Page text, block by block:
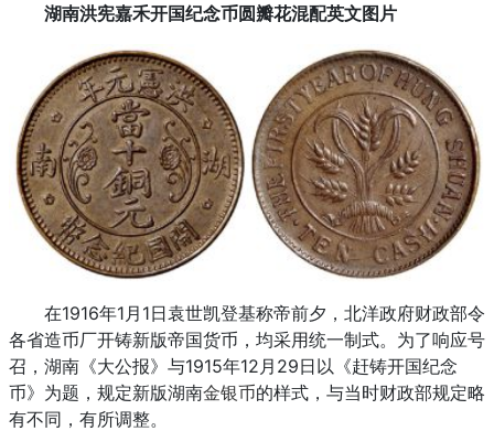
湖南洪宪嘉禾开国纪念币圆瓣花混配英文图片
在1916年1月1日袁世凯登基称帝前夕，北洋政府财政部令
各省造币厂开铸新版帝国货币，均采用统一制式。为了响应号
召，湖南《大公报》与1915年12月29日以《赶铸开国纪念
币》为题，规定新版湖南金银币的样式，与当时财政部规定略
有不同，有所调整。